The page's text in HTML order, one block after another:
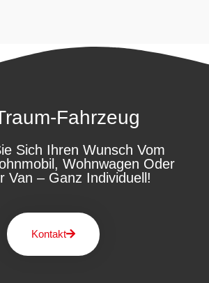
Fahrzeug
Sich Ihren Wunsch Vom
Wohnwagen Oder
Van – Ganz Individuell!
Kontakt